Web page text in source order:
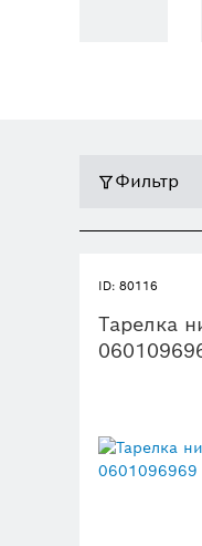
Фильтр
ID: 80116
Тарелка